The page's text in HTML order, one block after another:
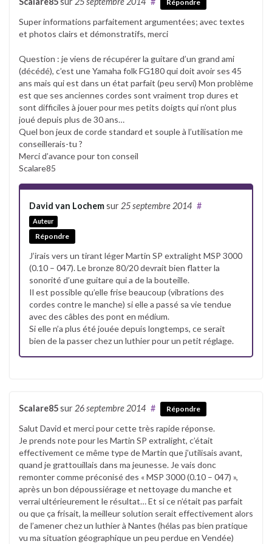
Répondre
Super informations parfaitement argumentées; avec textes
et photos clairs et démonstratifs, merci
Question : je viens de récupérer la guitare d’un grand ami
(décédé), c’est une Yamaha folk FG180 qui doit avoir ses 45
ans mais qui est dans un état parfait (peu servi) Mon problème
est que ses anciennes cordes sont vraiment trop dures et
sont difficiles à jouer pour mes petits doigts qui n’ont plus
joué depuis plus de 30 ans…
Quel bon jeux de corde standard et souple à l’utilisation me
conseillerais-tu ?
Merci d’avance pour ton conseil
Scalare85
David van Lochemsur 25 septembre 2014
Auteur
#
Répondre
J’irais vers un tirant léger Martin SP extralight MSP 3000
(0.10 – 047). Le bronze 80/20 devrait bien flatter la
sonorité d’une guitare qui a de la bouteille.
Il est possible qu’elle frise beaucoup (vibrations des
cordes contre le manche) si elle a passé sa vie tendue
avec des câbles des pont en médium.
Si elle n’a plus été jouée depuis longtemps, ce serait
bien de la passer chez un luthier pour un petit réglage.
Scalare85sur 26 septembre 2014 # Répondre
Salut David et merci pour cette très rapide réponse.
Je prends note pour les Martin SP extralight, c’était
effectivement ce même type de Martin que j’utilisais avant,
quand je grattouillais dans ma jeunesse. Je vais donc
remonter comme préconisé des « MSP 3000 (0.10 – 047) »,
après un bon dépoussiérage et nettoyage du manche et
verrai ultérieurement le résultat… Et si ce n’était pas parfait
ou que ça frisait, la meilleur solution serait effectivement alors
de l’amener chez un luthier à Nantes (hélas pas bien pratique
vu ma situation géographique un peu perdue en Vendée)